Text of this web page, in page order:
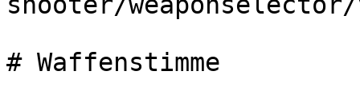
# Waffenstimme